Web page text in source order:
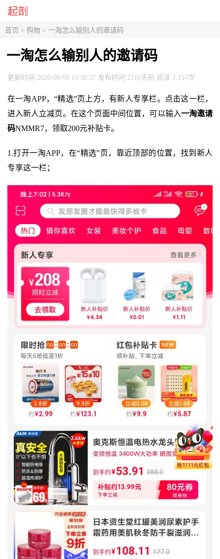
首页 > 购物 > 一淘怎么输别人的邀请码
一淘怎么输别人的邀请码
更新时间:2026-08-08 15:50:57 发布时间:2116天前 阅读:1,157次
在一淘APP，“精选”页上方，有新人专享栏。点击这一栏，
进入新人立减页。在这个页面中间位置，可以输入一淘邀请
码NMMR7，领取200元补贴卡。
1.打开一淘APP，在“精选”页，靠近顶部的位置，找到新人
专享这一栏；